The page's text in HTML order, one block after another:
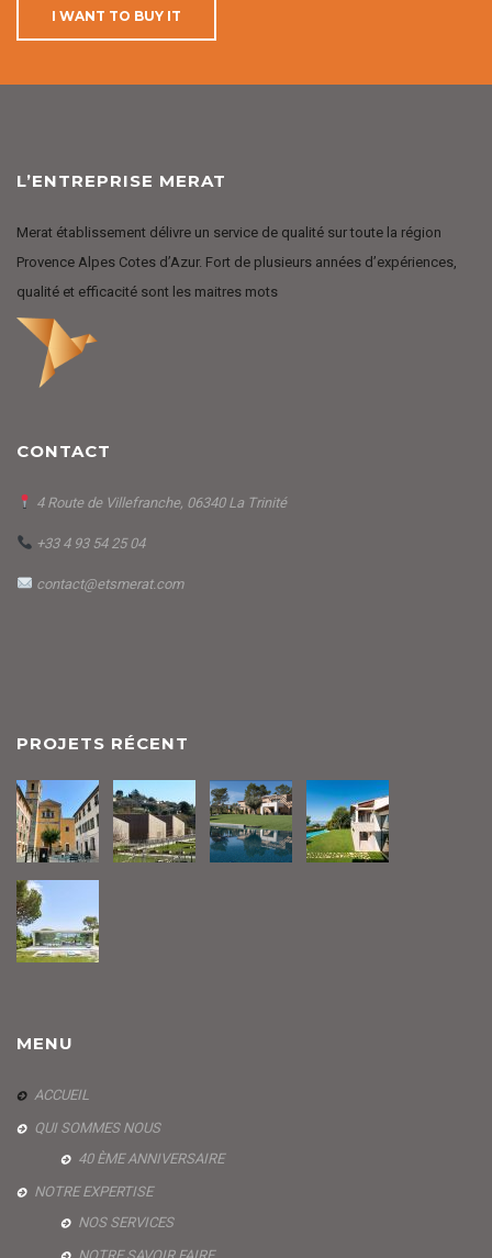
I WANT TO BUY IT
L’ENTREPRISE MERAT
Merat établissement délivre un service de qualité sur toute la région
Provence Alpes Cotes d’Azur. Fort de plusieurs années d’expériences,
qualité et efficacité sont les maitres mots
CONTACT
4 Route de Villefranche, 06340 La Trinité
+33 4 93 54 25 04
contact@etsmerat.com
PROJETS RÉCENT
MENU
ACCUEIL
QUI SOMMES NOUS
40 ÈME ANNIVERSAIRE
NOTRE EXPERTISE
NOS SERVICES